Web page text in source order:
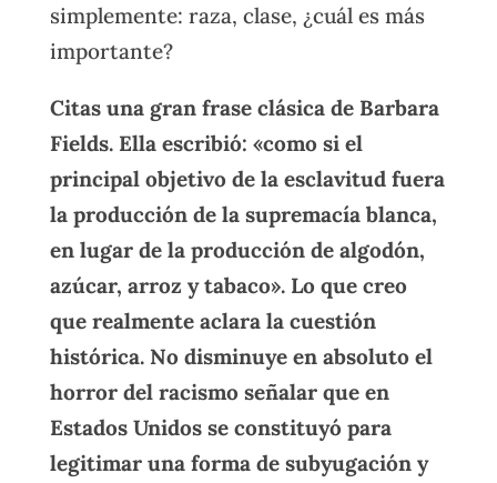
simplemente: raza, clase, ¿cuál es más
importante?
Citas una gran frase clásica de Barbara
Fields. Ella escribió: «como si el
principal objetivo de la esclavitud fuera
la producción de la supremacía blanca,
en lugar de la producción de algodón,
azúcar, arroz y tabaco». Lo que creo
que realmente aclara la cuestión
histórica. No disminuye en absoluto el
horror del racismo señalar que en
Estados Unidos se constituyó para
legitimar una forma de subyugación y